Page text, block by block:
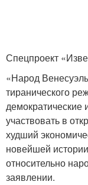
Спецпроект
«Народ
тиранического
демократические
участвовать в
худший
новейшей
относительно
заявлении.